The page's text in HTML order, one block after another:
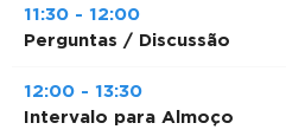
11:30 - 12:00
Perguntas / Discussão
12:00 - 13:30
Intervalo para Almoço